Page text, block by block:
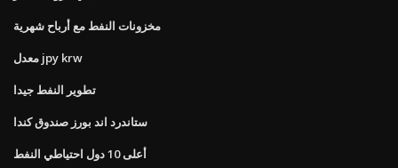
مخزونات النفط مع أرباح شهرية
معدل jpy krw
تطوير النفط جيدا
ستاندرد اند بورز صندوق كندا
أعلى 10 دول احتياطي النفط